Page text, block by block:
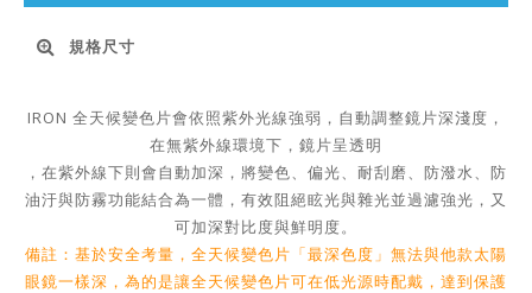
規格尺寸
IRON 全天候變色片會依照紫外光線強弱，自動調整鏡片深淺度，
在無紫外線環境下，鏡片呈透明
，在紫外線下則會自動加深，將變色、偏光、耐刮磨、防潑水、防
油汙與防霧功能結合為一體，有效阻絕眩光與雜光並過濾強光，又
可加深對比度與鮮明度。
備註：基於安全考量，全天候變色片「最深色度」無法與他款太陽
眼鏡一樣深，為的是讓全天候變色片可在低光源時配戴，達到保護